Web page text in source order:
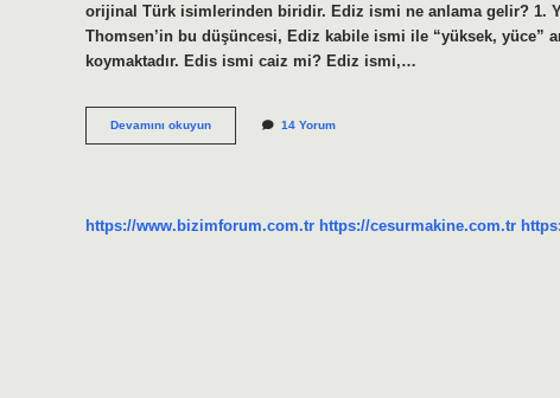
orijinal Türk isimlerinden biridir. Ediz ismi ne anlama gelir? 1.
Thomsen’in bu düşüncesi, Ediz kabile ismi ile “yüksek, yüce”
koymaktadır. Edis ismi caiz mi? Ediz ismi,…
Devamını okuyunEdis
Ismi
14 Yorum
https://www.bizimforum.com.tr https://cesurmakine.com.tr